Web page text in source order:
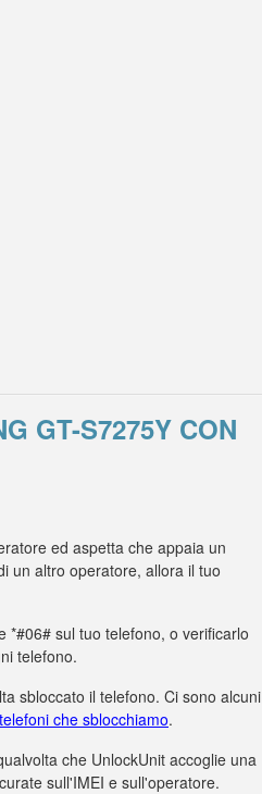
GT-S7275Y CON
ed aspetta che appaia un
un altro operatore, allora il tuo
*#06# sul tuo telefono, o verificarlo
telefono.
sbloccato il telefono. Ci sono alcuni
che sblocchiamo.
che UnlockUnit accoglie una
sull'IMEI e sull'operatore.